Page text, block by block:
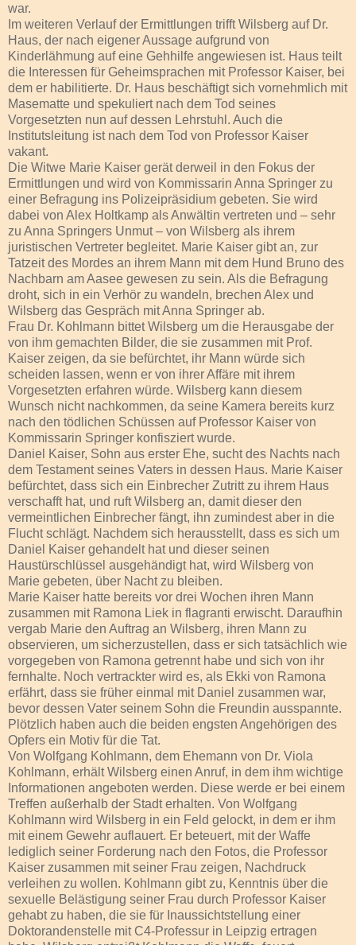
war.
Im weiteren Verlauf der Ermittlungen trifft Wilsberg auf Dr.
Haus, der nach eigener Aussage aufgrund von
Kinderlähmung auf eine Gehhilfe angewiesen ist. Haus teilt
die Interessen für Geheimsprachen mit Professor Kaiser, bei
dem er habilitierte. Dr. Haus beschäftigt sich vornehmlich mit
Masematte und spekuliert nach dem Tod seines
Vorgesetzten nun auf dessen Lehrstuhl. Auch die
Institutsleitung ist nach dem Tod von Professor Kaiser
vakant.
Die Witwe Marie Kaiser gerät derweil in den Fokus der
Ermittlungen und wird von Kommissarin Anna Springer zu
einer Befragung ins Polizeipräsidium gebeten. Sie wird
dabei von Alex Holtkamp als Anwältin vertreten und – sehr
zu Anna Springers Unmut – von Wilsberg als ihrem
juristischen Vertreter begleitet. Marie Kaiser gibt an, zur
Tatzeit des Mordes an ihrem Mann mit dem Hund Bruno des
Nachbarn am Aasee gewesen zu sein. Als die Befragung
droht, sich in ein Verhör zu wandeln, brechen Alex und
Wilsberg das Gespräch mit Anna Springer ab.
Frau Dr. Kohlmann bittet Wilsberg um die Herausgabe der
von ihm gemachten Bilder, die sie zusammen mit Prof.
Kaiser zeigen, da sie befürchtet, ihr Mann würde sich
scheiden lassen, wenn er von ihrer Affäre mit ihrem
Vorgesetzten erfahren würde. Wilsberg kann diesem
Wunsch nicht nachkommen, da seine Kamera bereits kurz
nach den tödlichen Schüssen auf Professor Kaiser von
Kommissarin Springer konfisziert wurde.
Daniel Kaiser, Sohn aus erster Ehe, sucht des Nachts nach
dem Testament seines Vaters in dessen Haus. Marie Kaiser
befürchtet, dass sich ein Einbrecher Zutritt zu ihrem Haus
verschafft hat, und ruft Wilsberg an, damit dieser den
vermeintlichen Einbrecher fängt, ihn zumindest aber in die
Flucht schlägt. Nachdem sich herausstellt, dass es sich um
Daniel Kaiser gehandelt hat und dieser seinen
Haustürschlüssel ausgehändigt hat, wird Wilsberg von
Marie gebeten, über Nacht zu bleiben.
Marie Kaiser hatte bereits vor drei Wochen ihren Mann
zusammen mit Ramona Liek in flagranti erwischt. Daraufhin
vergab Marie den Auftrag an Wilsberg, ihren Mann zu
observieren, um sicherzustellen, dass er sich tatsächlich wie
vorgegeben von Ramona getrennt habe und sich von ihr
fernhalte. Noch vertrackter wird es, als Ekki von Ramona
erfährt, dass sie früher einmal mit Daniel zusammen war,
bevor dessen Vater seinem Sohn die Freundin ausspannte.
Plötzlich haben auch die beiden engsten Angehörigen des
Opfers ein Motiv für die Tat.
Von Wolfgang Kohlmann, dem Ehemann von Dr. Viola
Kohlmann, erhält Wilsberg einen Anruf, in dem ihm wichtige
Informationen angeboten werden. Diese werde er bei einem
Treffen außerhalb der Stadt erhalten. Von Wolfgang
Kohlmann wird Wilsberg in ein Feld gelockt, in dem er ihm
mit einem Gewehr auflauert. Er beteuert, mit der Waffe
lediglich seiner Forderung nach den Fotos, die Professor
Kaiser zusammen mit seiner Frau zeigen, Nachdruck
verleihen zu wollen. Kohlmann gibt zu, Kenntnis über die
sexuelle Belästigung seiner Frau durch Professor Kaiser
gehabt zu haben, die sie für Inaussichtstellung einer
Doktorandenstelle mit C4-Professur in Leipzig ertragen